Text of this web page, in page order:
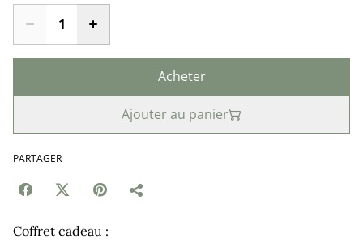
Acheter
Ajouter au panier
PARTAGER
Coffret cadeau :